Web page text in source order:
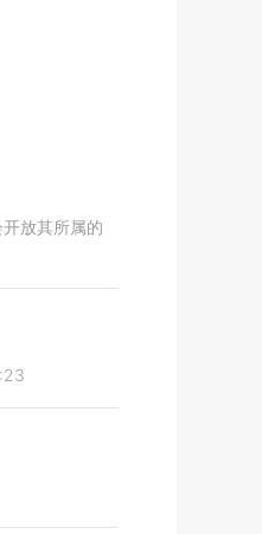
放其所属的